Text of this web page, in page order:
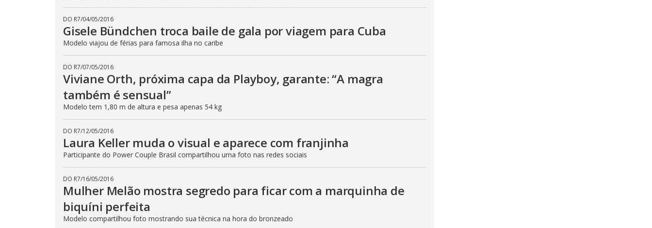
DO R7/04/05/2016
Gisele Bündchen troca baile de gala por viagem para Cuba
Modelo viajou de férias para famosa ilha no caribe
DO R7/07/05/2016
Viviane Orth, próxima capa da Playboy, garante: “A magra
também é sensual”
Modelo tem 1,80 m de altura e pesa apenas 54 kg
DO R7/12/05/2016
Laura Keller muda o visual e aparece com franjinha
Participante do Power Couple Brasil compartilhou uma foto nas redes sociais
DO R7/16/05/2016
Mulher Melão mostra segredo para ficar com a marquinha de
biquíni perfeita
Modelo compartilhou foto mostrando sua técnica na hora do bronzeado